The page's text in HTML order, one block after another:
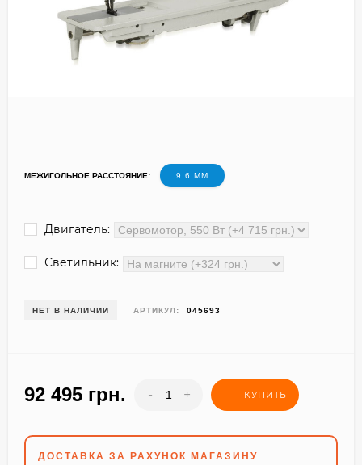
МЕЖИГОЛЬНОЕ РАССТОЯНИЕ: 9.6 ММ
Двигатель:
Светильник:
НЕТ В НАЛИЧИИ АРТИКУЛ: 045693
92 495 грн. - + КУПИТЬ
ДОСТАВКА ЗА РАХУНОК МАГАЗИНУ